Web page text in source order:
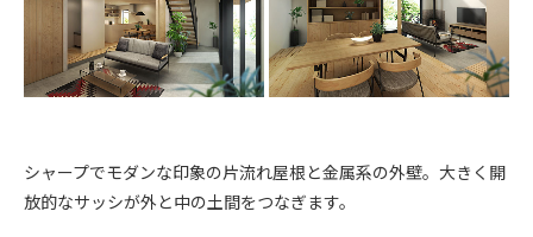
シャープでモダンな印象の片流れ屋根と金属系の外壁。大きく開
放的なサッシが外と中の土間をつなぎます。